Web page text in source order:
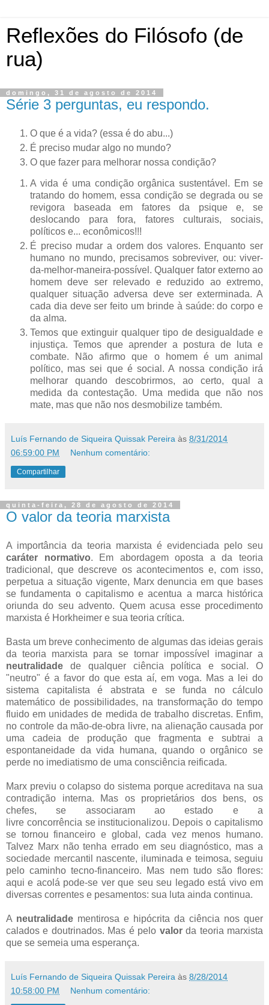
Reflexões do Filósofo (de
rua)
domingo, 31 de agosto de 2014
Série 3 perguntas, eu respondo.
O que é a vida? (essa é do abu...)
É preciso mudar algo no mundo?
O que fazer para melhorar nossa condição?
A vida é uma condição orgânica sustentável. Em se
tratando do homem, essa condição se degrada ou se
revigora baseada em fatores da psique e, se
deslocando para fora, fatores culturais, sociais,
políticos e... econômicos!!!
É preciso mudar a ordem dos valores. Enquanto ser
humano no mundo, precisamos sobreviver, ou: viver-
da-melhor-maneira-possível. Qualquer fator externo ao
homem deve ser relevado e reduzido ao extremo,
qualquer situação adversa deve ser exterminada. A
cada dia deve ser feito um brinde à saúde: do corpo e
da alma.
Temos que extinguir qualquer tipo de desigualdade e
injustiça. Temos que aprender a postura de luta e
combate. Não afirmo que o homem é um animal
político, mas sei que é social. A nossa condição irá
melhorar quando descobrirmos, ao certo, qual a
medida da contestação. Uma medida que não nos
mate, mas que não nos desmobilize também.
Luís Fernando de Siqueira Quissak Pereira às 8/31/2014
06:59:00 PM
Nenhum comentário:
Compartilhar
quinta-feira, 28 de agosto de 2014
O valor da teoria marxista
A importância da teoria marxista é evidenciada pelo seu
caráter normativo. Em abordagem oposta a da teoria
tradicional, que descreve os acontecimentos e, com isso,
perpetua a situação vigente, Marx denuncia em que bases
se fundamenta o capitalismo e acentua a marca histórica
oriunda do seu advento. Quem acusa esse procedimento
marxista é Horkheimer e sua teoria crítica.
Basta um breve conhecimento de algumas das ideias gerais
da teoria marxista para se tornar impossível imaginar a
neutralidade de qualquer ciência política e social. O
"neutro" é a favor do que esta aí, em voga. Mas a lei do
sistema capitalista é abstrata e se funda no cálculo
matemático de possibilidades, na transformação do tempo
fluido em unidades de medida de trabalho discretas. Enfim,
no controle da mão-de-obra livre, na alienação causada por
uma cadeia de produção que fragmenta e subtrai a
espontaneidade da vida humana, quando o orgânico se
perde no imediatismo de uma consciência reificada.
Marx previu o colapso do sistema porque acreditava na sua
contradição interna. Mas os proprietários dos bens, os
chefes, se associaram ao estado e a
livre concorrência se institucionalizou. Depois o capitalismo
se tornou financeiro e global, cada vez menos humano.
Talvez Marx não tenha errado em seu diagnóstico, mas a
sociedade mercantil nascente, iluminada e teimosa, seguiu
pelo caminho tecno-financeiro. Mas nem tudo são flores:
aqui e acolá pode-se ver que seu seu legado está vivo em
diversas correntes e pesamentos: sua luta ainda continua.
A neutralidade mentirosa e hipócrita da ciência nos quer
calados e doutrinados. Mas épelo valorda teoria marxista
que se semeia uma esperança.
Luís Fernando de Siqueira Quissak Pereira às 8/28/2014
10:58:00 PM
Nenhum comentário: